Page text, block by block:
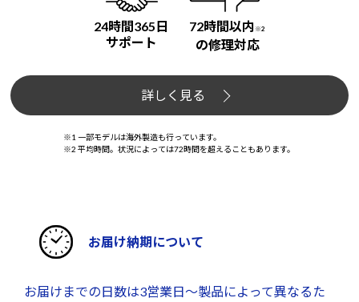
24時間365日
サポート
72時間以内 ※2
の修理対応
詳しく見る
※1 一部モデルは海外製造も行っています。
※2 平均時間。状況によっては72時間を超えることもあります。
お届け納期について
お届けまでの日数は3営業日～製品によって異なるた